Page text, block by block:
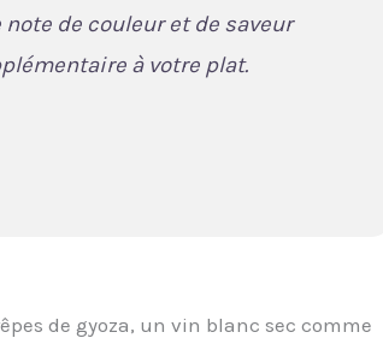
note de couleur et de saveur
à votre plat.
de gyoza, un vin blanc sec comme